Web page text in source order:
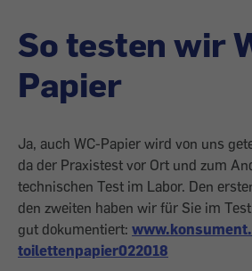
So testen wir
Papier
Ja, auch WC-Papier wird von uns
da der Praxistest vor Ort und zum
technischen Test im Labor. Den
den zweiten haben wir für Sie im
gut dokumentiert:
toilettenpapier022018